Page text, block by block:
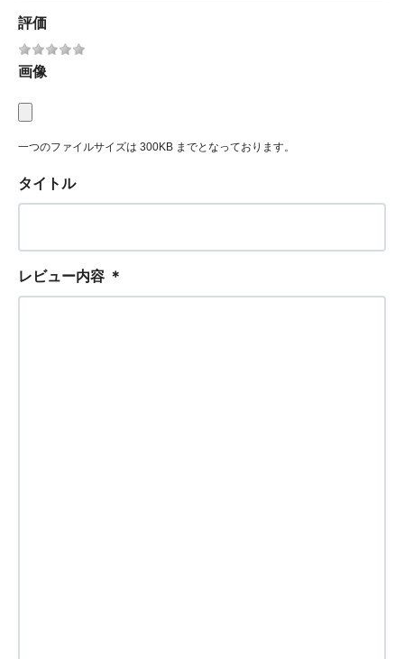
評価
画像
一つのファイルサイズは 300KB までとなっております。
タイトル
レビュー内容 ＊